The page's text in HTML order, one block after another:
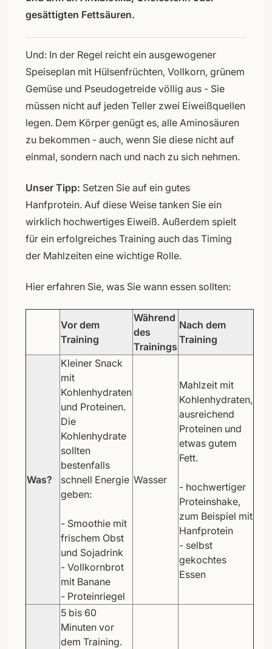
gesättigten Fettsäuren.
Und: In der Regel reicht ein ausgewogener
Speiseplan mit Hülsenfrüchten, Vollkorn, grünem
Gemüse und Pseudogetreide völlig aus - Sie
müssen nicht auf jeden Teller zwei Eiweißquellen
legen. Dem Körper genügt es, alle Aminosäuren
zu bekommen - auch, wenn Sie diese nicht auf
einmal, sondern nach und nach zu sich nehmen.
Unser Tipp: Setzen Sie auf ein gutes
Hanfprotein. Auf diese Weise tanken Sie ein
wirklich hochwertiges Eiweiß. Außerdem spielt
für ein erfolgreiches Training auch das Timing
der Mahlzeiten eine wichtige Rolle.
Hier erfahren Sie, was Sie wann essen sollten:
Vor dem
Training
Während
des
Trainings
Nach dem
Training
Was?
Kleiner Snack
mit
Kohlenhydraten
und Proteinen.
Die
Kohlenhydrate
sollten
bestenfalls
schnell Energie
geben:
- Smoothie mit
frischem Obst
und Sojadrink
- Vollkornbrot
mit Banane
- Proteinriegel
Wasser
Mahlzeit mit
Kohlenhydraten,
ausreichend
Proteinen und
etwas gutem
Fett.
- hochwertiger
Proteinshake,
zum Beispiel mit
Hanfprotein
- selbst
gekochtes
Essen
5 bis 60
Minuten vor
dem Training.